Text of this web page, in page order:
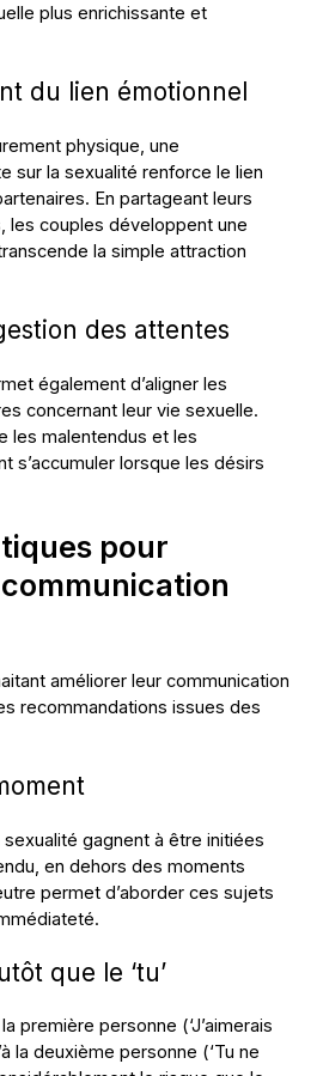
plus enrichissante et
du lien émotionnel
physique, une
sur la sexualité renforce le lien
En partageant leurs
les couples développent une
la simple attraction
des attentes
également d’aligner les
concernant leur vie sexuelle.
les malentendus et les
s’accumuler lorsque les désirs
pour
améliorer leur communication
recommandations issues des
gagnent à être initiées
en dehors des moments
permet d’aborder ces sujets
que le ‘tu’
première personne (‘J’aimerais
la deuxième personne (‘Tu ne